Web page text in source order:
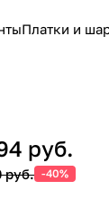
Платки и
руб.
руб. -40%